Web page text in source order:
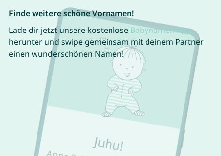
Finde weitere schöne Vornamen!
Lade dir jetzt unsere kostenlose Babynamen App
herunter und swipe gemeinsam mit deinem Partner
einen wunderschönen Namen!